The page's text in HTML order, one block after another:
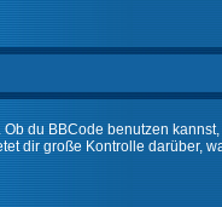
du BBCode benutzen
dir große Kontrolle darüber,